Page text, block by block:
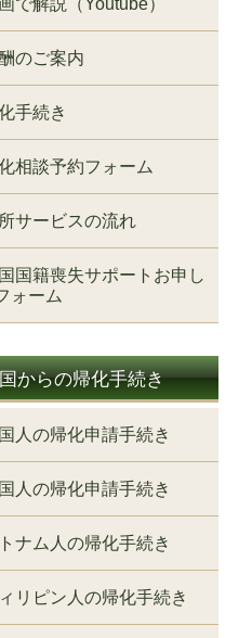
で解説（Youtube）
のご案内
手続き
相談予約フォーム
サービスの流れ
国籍喪失サポートお申し
ォーム
からの帰化手続き
人の帰化申請手続き
人の帰化申請手続き
ナム人の帰化手続き
リピン人の帰化手続き